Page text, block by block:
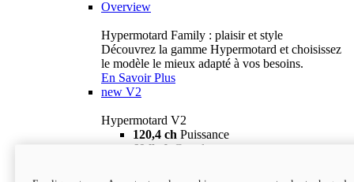
Overview
Hypermotard Family : plaisir et style
Découvrez la gamme Hypermotard et choisissez
le modèle le mieux adapté à vos besoins.
En Savoir Plus
new V2
Hypermotard V2
120,4 ch Puissance
69 lb-ft
Couple
18 895 $